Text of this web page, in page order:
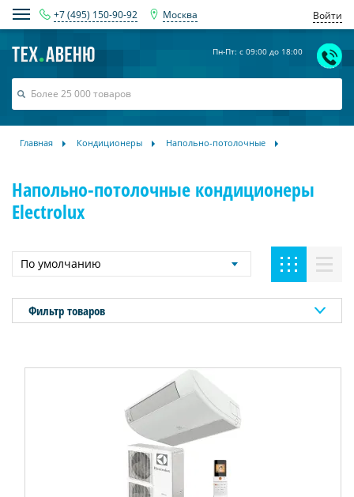
+7 (495) 150-90-92 Москва Войти
Пн-Пт: с 09:00 до 18:00
Главная Кондиционеры Напольно-потолочные
Напольно-потолочные кондиционеры
Electrolux
По умолчанию
Фильтр товаров